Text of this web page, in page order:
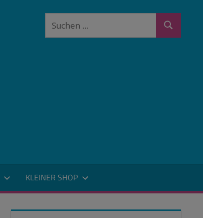
Suchen
Suchen
KLEINER SHOP